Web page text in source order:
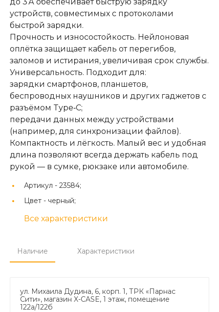
устройств, совместимых с протоколами
быстрой зарядки.
Прочность и износостойкость. Нейлоновая
оплётка защищает кабель от перегибов,
заломов и истирания, увеличивая срок службы.
Универсальность. Подходит для:
зарядки смартфонов, планшетов,
беспроводных наушников и других гаджетов с
разъёмом Type‑C;
передачи данных между устройствами
(например, для синхронизации файлов).
Компактность и лёгкость. Малый вес и удобная
длина позволяют всегда держать кабель под
рукой — в сумке, рюкзаке или автомобиле.
Артикул - 23584;
Цвет - черный;
Все характеристики
Наличие Характеристики
ул. Михаила Дудина, 6, корп. 1, ТРК «Парнас
Сити», магазин X-CASE, 1 этаж, помещение
122а/122б